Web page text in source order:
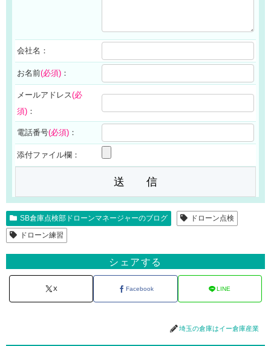
会社名：
お名前(必須) ：
メールアドレス(必
須) ：
電話番号(必須) ：
添付ファイル欄：
SB倉庫点検部ドローンマネージャーのブログ
ドローン点検
ドローン練習
シェアする
X Facebook LINE
埼玉の倉庫はイー倉庫産業